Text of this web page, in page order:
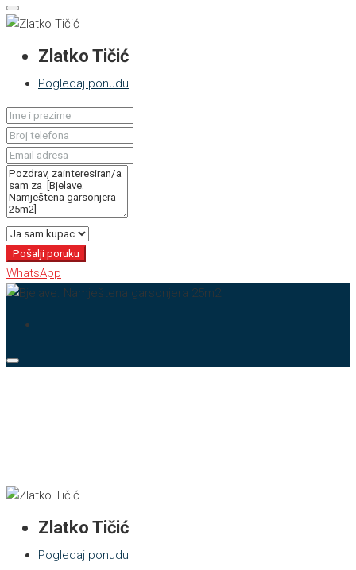
Zlatko Tičić
Pogledaj ponudu
Pošalji poruku
WhatsApp
Zlatko Tičić
Pogledaj ponudu